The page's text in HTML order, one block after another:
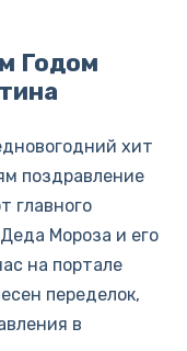
Годом
хит
поздравление
главного
Мороза и его
на портале
переделок,
в